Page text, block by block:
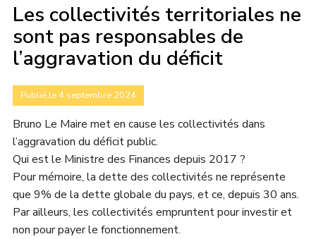
Les collectivités territoriales ne
sont pas responsables de
l’aggravation du déficit
Publié le 4 septembre 2024
Bruno Le Maire met en cause les collectivités dans
l’aggravation du déficit public.
Qui est le Ministre des Finances depuis 2017 ?
Pour mémoire, la dette des collectivités ne représente
que 9% de la dette globale du pays, et ce, depuis 30 ans.
Par ailleurs, les collectivités empruntent pour investir et
non pour payer le fonctionnement.